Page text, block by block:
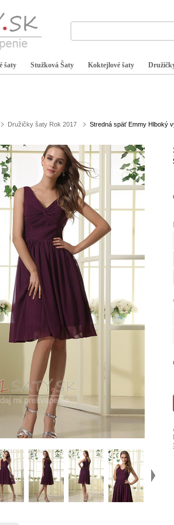
šaty Stužková Šaty Koktejlové šaty
Družičky šaty Rok 2017 Stredná späť Emmy Hlboký